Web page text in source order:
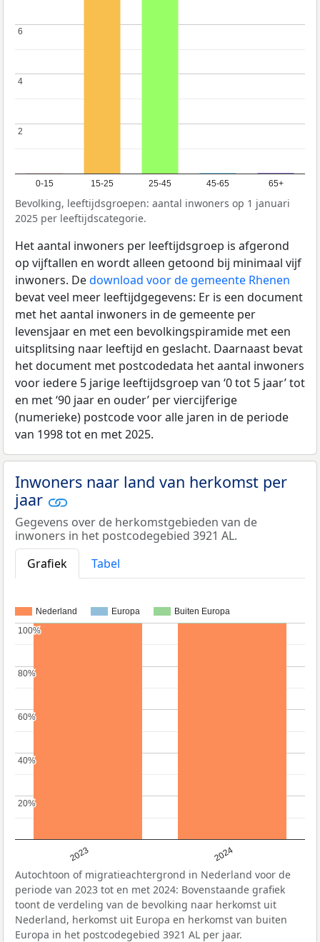
0-15 15-25 25-45 45-65 65+
2
2
4
4
6
6
Bevolking, leeftijdsgroepen: aantal inwoners op 1 januari
2025 per leeftijdscategorie.
Het aantal inwoners per leeftijdsgroep is afgerond
op vijftallen en wordt alleen getoond bij minimaal vijf
inwoners. Dedownload voor de gemeente Rhenen
bevat veel meer leeftijdgegevens: Er is een document
met het aantal inwoners in de gemeente per
levensjaar en met een bevolkingspiramide met een
uitsplitsing naar leeftijd en geslacht. Daarnaast bevat
het document met postcodedata het aantal inwoners
voor iedere 5 jarige leeftijdsgroep van ‘0 tot 5 jaar’ tot
en met ‘90 jaar en ouder’ per viercijferige
(numerieke) postcode voor alle jaren in de periode
van 1998 tot en met 2025.
Inwoners naar land van herkomst per
jaar
Gegevens over de herkomstgebieden van de
inwoners in het postcodegebied 3921 AL.
Grafiek
Tabel
Nederland Europa Buiten Europa
2023 2024
20%
20%
40%
40%
60%
60%
80%
80%
100%
100%
Autochtoon of migratieachtergrond in Nederland voor de
periode van 2023 tot en met 2024: Bovenstaande grafiek
toont de verdeling van de bevolking naar herkomst uit
Nederland, herkomst uit Europa en herkomst van buiten
Europa in het postcodegebied 3921 AL per jaar.